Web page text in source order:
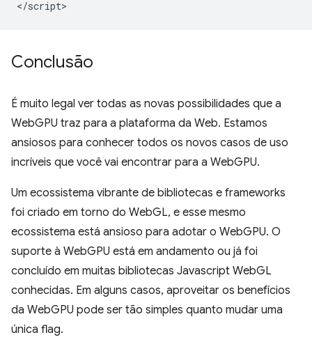
Conclusão
É muito legal ver todas as novas possibilidades que a
WebGPU traz para a plataforma da Web. Estamos
ansiosos para conhecer todos os novos casos de uso
incríveis que você vai encontrar para a WebGPU.
Um ecossistema vibrante de bibliotecas e frameworks
foi criado em torno do WebGL, e esse mesmo
ecossistema está ansioso para adotar o WebGPU. O
suporte à WebGPU está em andamento ou já foi
concluído em muitas bibliotecas Javascript WebGL
conhecidas. Em alguns casos, aproveitar os benefícios
da WebGPU pode ser tão simples quanto mudar uma
única flag.